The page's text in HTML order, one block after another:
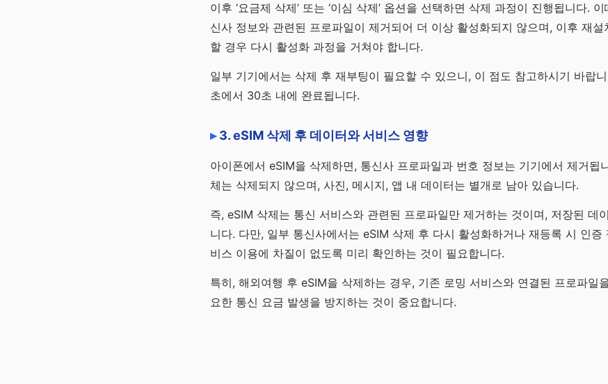
이후 ‘요금제 삭제’ 또는 ‘이심 삭제’ 옵션을 선택하면 삭제 과정이 진행됩니다.
신사 정보와 관련된 프로파일이 제거되어 더 이상 활성화되지 않으며, 이후 재
할 경우 다시 활성화 과정을 거쳐야 합니다.
일부 기기에서는 삭제 후 재부팅이 필요할 수 있으니, 이 점도 참고하시기 바랍
초에서 30초 내에 완료됩니다.
3. eSIM 삭제 후 데이터와 서비스 영향
아이폰에서 eSIM을 삭제하면, 통신사 프로파일과 번호 정보는 기기에서 제거됩
체는 삭제되지 않으며, 사진, 메시지, 앱 내 데이터는 별개로 남아 있습니다.
즉, eSIM 삭제는 통신 서비스와 관련된 프로파일만 제거하는 것이며, 저장된 데
니다. 다만, 일부 통신사에서는 eSIM 삭제 후 다시 활성화하거나 재등록 시 인증
비스 이용에 차질이 없도록 미리 확인하는 것이 필요합니다.
특히, 해외여행 후 eSIM을 삭제하는 경우, 기존 로밍 서비스와 연결된 프로파일
요한 통신 요금 발생을 방지하는 것이 중요합니다.